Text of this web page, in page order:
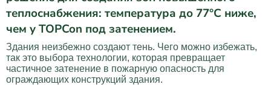
теплоснабжения: температура до 77°C ниже,
чем у TOPCon под затенением.
Здания неизбежно создают тень. Чего можно избежать,
так это выбора технологии, которая превращает
частичное затенение в пожарную опасность для
ограждающих конструкций здания.